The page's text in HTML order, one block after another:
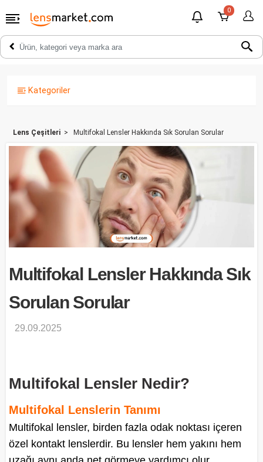
0
Kategoriler
Lens Çeşitleri Multifokal Lensler Hakkında Sık Sorulan Sorular
Multifokal Lensler Hakkında Sık
Sorulan Sorular
29.09.2025
Multifokal Lensler Nedir?
Multifokal Lenslerin Tanımı
Multifokal lensler, birden fazla odak noktası içeren
özel kontakt lenslerdir. Bu lensler hem yakını hem